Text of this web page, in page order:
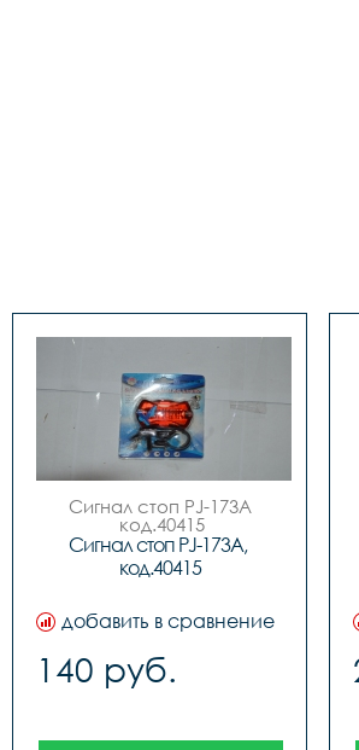
Сигнал стоп PJ-173A
код.40415
Сигнал стоп PJ-173A,
код.40415
добавить в сравнение
140 руб.